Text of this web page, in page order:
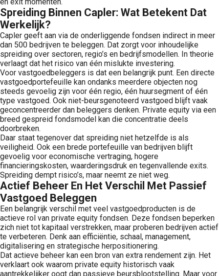
Spreiding Binnen Capler: Wat Betekent Dat
Werkelijk?
Capler geeft aan via de onderliggende fondsen indirect in meer
dan 500 bedrijven te beleggen. Dat zorgt voor inhoudelijke
spreiding over sectoren, regio’s en bedrijfsmodellen. In theorie
verlaagt dat het risico van één mislukte investering.
Voor vastgoedbeleggers is dat een belangrijk punt. Een directe
vastgoedportefeuille kan ondanks meerdere objecten nog
steeds gevoelig zijn voor één regio, één huursegment of één
type vastgoed. Ook niet-beursgenoteerd vastgoed blijft vaak
geconcentreerder dan beleggers denken. Private equity via een
breed gespreid fondsmodel kan die concentratie deels
doorbreken.
Daar staat tegenover dat spreiding niet hetzelfde is als
veiligheid. Ook een brede portefeuille van bedrijven blijft
gevoelig voor economische vertraging, hogere
financieringskosten, waarderingsdruk en tegenvallende exits.
Spreiding dempt risico’s, maar neemt ze niet weg.
Actief Beheer En Het Verschil Met Passief
Vastgoed Beleggen
Een belangrijk verschil met veel vastgoedproducten is de
actieve rol van private equity fondsen. Deze fondsen beperken
zich niet tot kapitaal verstrekken, maar proberen bedrijven actief
te verbeteren. Denk aan efficiëntie, schaal, management,
digitalisering en strategische herpositionering.
Dat actieve beheer kan een bron van extra rendement zijn. Het
verklaart ook waarom private equity historisch vaak
aantrekkelijker oogt dan passieve beursblootstelling. Maar voor